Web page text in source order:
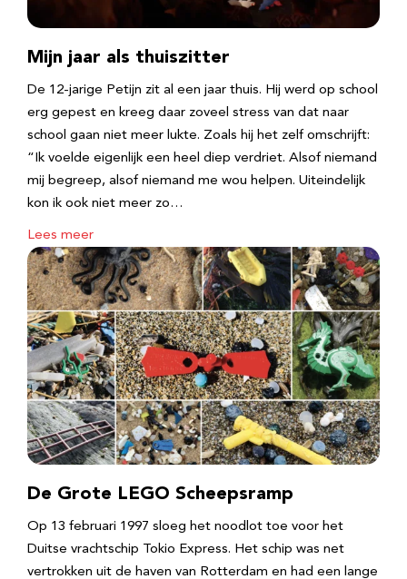
Mijn jaar als thuiszitter
De 12-jarige Petijn zit al een jaar thuis. Hij werd op school
erg gepest en kreeg daar zoveel stress van dat naar
school gaan niet meer lukte. Zoals hij het zelf omschrijft:
“Ik voelde eigenlijk een heel diep verdriet. Alsof niemand
mij begreep, alsof niemand me wou helpen. Uiteindelijk
kon ik ook niet meer zo…
Lees meer
De Grote LEGO Scheepsramp
Op 13 februari 1997 sloeg het noodlot toe voor het
Duitse vrachtschip Tokio Express. Het schip was net
vertrokken uit de haven van Rotterdam en had een lange